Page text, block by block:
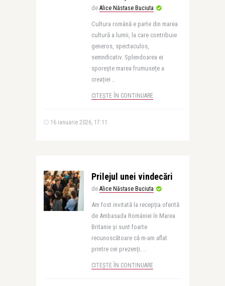
de Alice Năstase Buciuta
Cultura română e parte din marea
cultură a lumii, la care contribuie
generos, spectaculos,
semnificativ. Splendoarea ei
sporește marea frumusețe a
creației ..
CITEȘTE ÎN CONTINUARE
16 ianuarie 2026, 17:11
Prilejul unei vindecări
de Alice Năstase Buciuta
Am fost invitată la recepția oferită
de Ambasada României în Marea
Britanie și sunt foarte
recunoscătoare că m-am aflat
printre cei prezenți. ..
CITEȘTE ÎN CONTINUARE